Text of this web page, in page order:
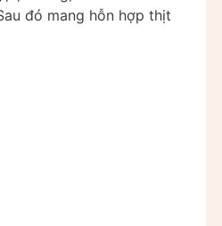
đó mang hỗn hợp thịt